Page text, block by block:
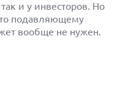
и у инвесторов. Но
подавляющему
вообще не нужен.